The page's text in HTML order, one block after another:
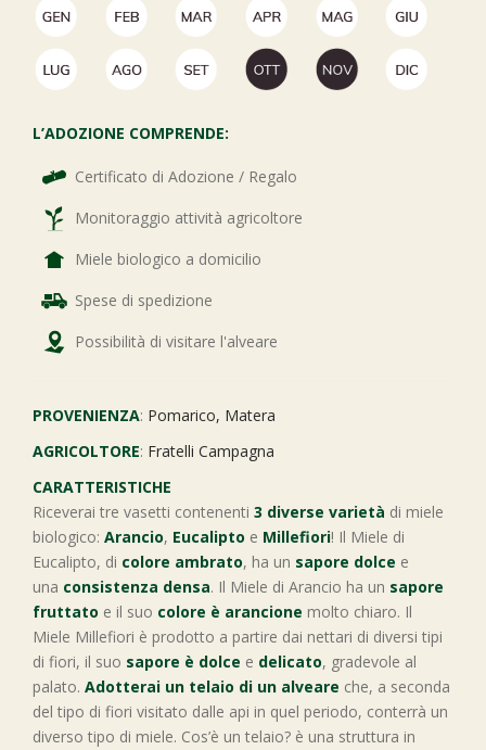
L’ADOZIONE COMPRENDE:
Certificato di Adozione / Regalo
Monitoraggio attività agricoltore
Miele biologico a domicilio
Spese di spedizione
Possibilità di visitare l'alveare
PROVENIENZA: Pomarico, Matera
AGRICOLTORE: Fratelli Campagna
CARATTERISTICHE
Riceverai tre vasetti contenenti 3 diverse varietà di miele
biologico: Arancio, Eucalipto e Millefiori! Il Miele di
Eucalipto, di colore ambrato, ha un sapore dolce e
una consistenza densa. Il Miele di Arancio ha un sapore
fruttato e il suo colore è arancione molto chiaro. Il
Miele Millefiori è prodotto a partire dai nettari di diversi tipi
di fiori, il suo sapore è dolce e delicato, gradevole al
palato. Adotterai un telaio di un alveare che, a seconda
del tipo di fiori visitato dalle api in quel periodo, conterrà un
diverso tipo di miele. Cos’è un telaio? è una struttura in